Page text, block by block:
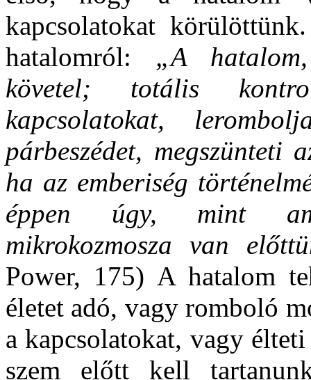
kapcsolatokat
hatalomról: „A
követel; totális
kapcsolatokat,
párbeszédet, megszünteti
ha az emberiség
éppen úgy, mint
mikrokozmosza van
Power, 175) A hatalom
életet adó, vagy romboló
a kapcsolatokat, vagy
szem előtt kell